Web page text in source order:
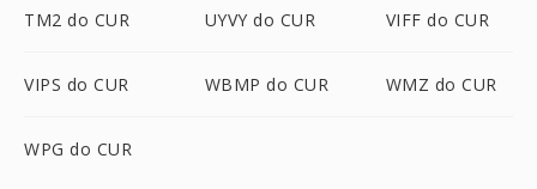
TM2 do CUR UYVY do CUR VIFF do CUR
VIPS do CUR WBMP do CUR WMZ do CUR
WPG do CUR